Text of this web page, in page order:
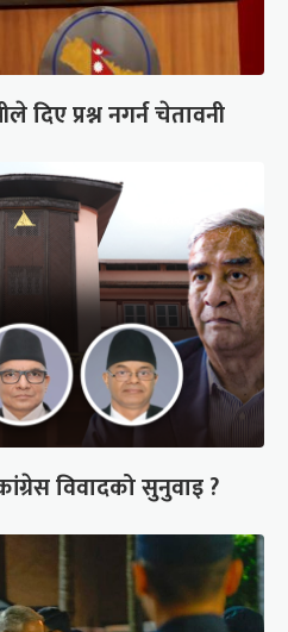
दिए प्रश्न नगर्न चेतावनी
विवादको सुनुवाइ ?